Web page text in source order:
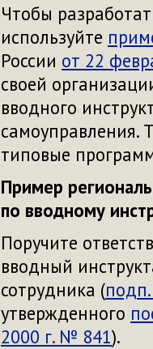
Чтобы
используйте
России от 22
своей
вводного
самоуправления.
типовые
Пример
по вводному
Поручите
вводный
сотрудника (подп.
утвержденного
2000 г. № 841).